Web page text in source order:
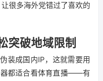
很多海外党错过了喜欢的
突破地域限制
装成国内IP，这就需要用
器都适合看体育直播——有